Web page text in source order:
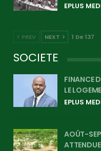
PREV NEXT 1 De 137
SOCIETE
FINANCE
LE
AOÛT-